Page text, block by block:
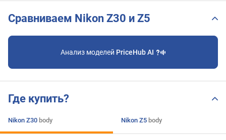
Сравниваем Nikon Z30 и Z5
Анализ моделей PriceHub AI
Где купить?
Nikon Z30 body Nikon Z5 body